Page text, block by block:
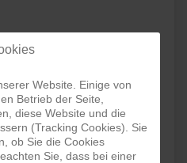
Umgang von Nutzerdaten
von YouTube unter:
policies/privacy
Website. Einige von
Betrieb der Seite,
diese Website und die
(Tracking Cookies). Sie
ob Sie die Cookies
Sie, dass bei einer